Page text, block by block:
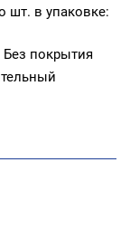
шт. в упаковке:
Без покрытия